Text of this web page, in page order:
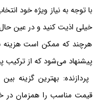
با توجه به نیاز ویژه خود
خیلی اذیت کنید و در عین
هرچند که ممکن است هزینه
پیشنهاد می‌شود که از ترکیب